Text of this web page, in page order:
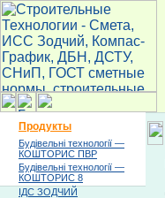
Продукты
Будівельні технології —
КОШТОРИС ПВР
Будівельні технології —
КОШТОРИС 8
ІДС ЗОДЧИЙ